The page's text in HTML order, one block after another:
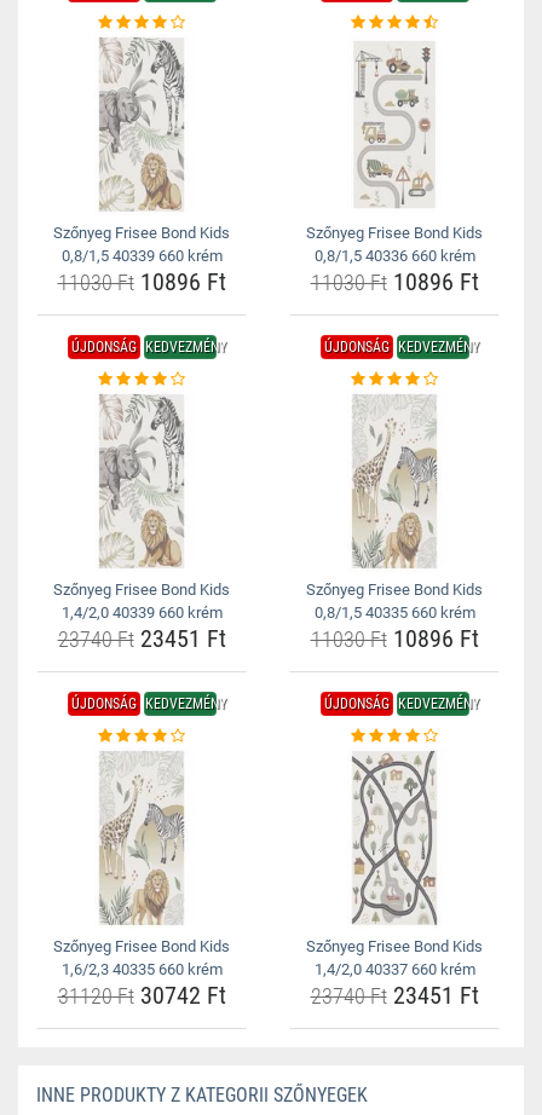
Szőnyeg Frisee Bond Kids
0,8/1,5 40339 660 krém
11030 Ft10896 Ft
Szőnyeg Frisee Bond Kids
0,8/1,5 40336 660 krém
11030 Ft10896 Ft
ÚJDONSÁG KEDVEZMÉNY
Szőnyeg Frisee Bond Kids
1,4/2,0 40339 660 krém
23740 Ft23451 Ft
ÚJDONSÁG KEDVEZMÉNY
Szőnyeg Frisee Bond Kids
0,8/1,5 40335 660 krém
11030 Ft10896 Ft
ÚJDONSÁG KEDVEZMÉNY
Szőnyeg Frisee Bond Kids
1,6/2,3 40335 660 krém
31120 Ft30742 Ft
ÚJDONSÁG KEDVEZMÉNY
Szőnyeg Frisee Bond Kids
1,4/2,0 40337 660 krém
23740 Ft23451 Ft
INNE PRODUKTY Z KATEGORII SZŐNYEGEK